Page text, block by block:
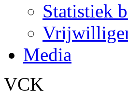
Statistiek
Media
VCK